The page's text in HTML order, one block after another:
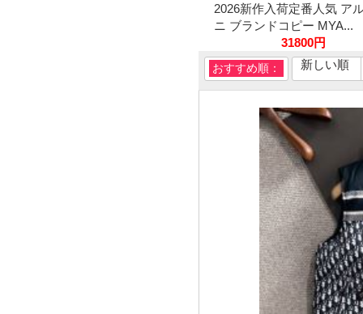
2026新作入荷定番人気 ア
ニ ブランドコピー MYA...
31800円
おすすめ順： 新しい順